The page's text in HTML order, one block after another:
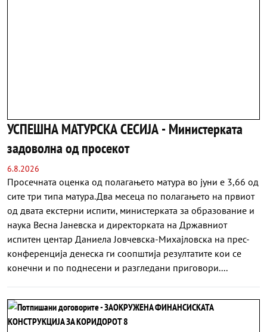
УСПЕШНА МАТУРСКА СЕСИЈА - Министерката
задоволна од просекот
6.8.2026
Просечната оценка од полагањето матура во јуни е 3,66 од
сите три типа матура.Два месеца по полагањето на првиот
од двата екстерни испити, министерката за образование и
наука Весна Јаневска и директорката на Државниот
испитен центар Даниела Јовчевска-Михајловска на прес-
конференција денеска ги соопштија резултатите кои се
конечни и по поднесени и разгледани приговори....